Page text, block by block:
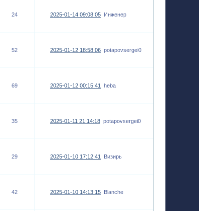
24 2025-01-14 09:08:05 Инженер
52 2025-01-12 18:58:06 potapovsergei0
69 2025-01-12 00:15:41 heba
35 2025-01-11 21:14:18 potapovsergei0
29 2025-01-10 17:12:41 Визирь
42 2025-01-10 14:13:15 Blanche